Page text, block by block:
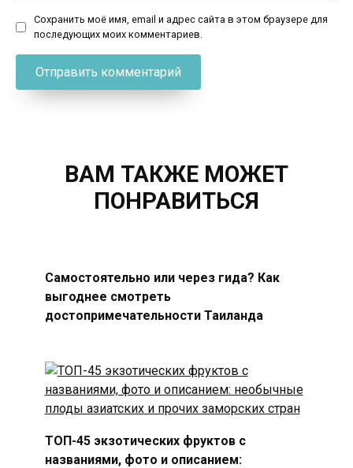
Сохранить моё имя, email и адрес сайта в этом браузере для
последующих моих комментариев.
ВАМ ТАКЖЕ МОЖЕТ
ПОНРАВИТЬСЯ
Самостоятельно или через гида? Как
выгоднее смотреть
достопримечательности Таиланда
ТОП-45 экзотических фруктов с
названиями, фото и описанием: